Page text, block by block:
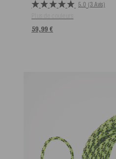
5.0 (3 Avis)
59,99 €